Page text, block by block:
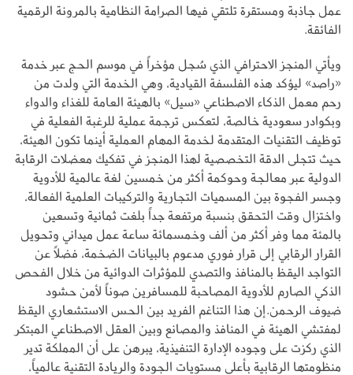
عمل جاذبة ومستقرة تلتقي فيها الصرامة النظامية بالمرونة الرقمية
الفائقة.
ويأتي المنجز الاحترافي الذي سُجل مؤخراً في موسم الحج عبر خدمة
«راصد» ليؤكد هذه الفلسفة القيادية، وهي الخدمة التي ولدت من
رحم معمل الذكاء الاصطناعي «سيل» بالهيئة العامة للغذاء والدواء
وبكوادر سعودية خالصة، لتعكس ترجمة عملية للرغبة الفعلية في
توظيف التقنيات المتقدمة لخدمة المهام العملية أينما تكون الهيئة،
حيث تتجلى الدقة التخصصية لهذا المنجز في تفكيك معضلات الرقابة
الدولية عبر معالجة وحوكمة أكثر من خمسين لغة عالمية للأدوية
وجسر الفجوة بين المسميات التجارية والتركيبات العلمية الفعالة،
واختزال وقت التحقق بنسبة مرتفعة جداً بلغت ثمانية وتسعين
بالمئة مما وفر أكثر من ألف وخمسمائة ساعة عمل ميداني وتحويل
القرار الرقابي إلى قرار فوري مدعوم بالبيانات الضخمة، فضلاً عن
التواجد اليقظ بالمنافذ والتصدي للمؤثرات الدوائية من خلال الفحص
الذكي الصارم للأدوية المصاحبة للمسافرين صوناً لأمن حشود
ضيوف الرحمن.إن هذا التناغم الفريد بين الحس الاستشعاري اليقظ
لمفتشي الهيئة في المنافذ والمصانع وبين العقل الاصطناعي المبتكر
الذي ركزت على وجوده الإدارة التنفيذية، يبرهن على أن المملكة تدير
منظومتها الرقابية بأعلى مستويات الجودة والريادة التقنية عالمياً،